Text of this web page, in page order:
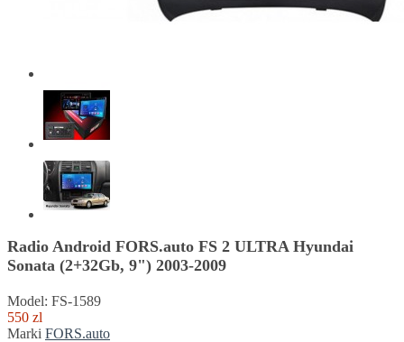
Radio Android FORS.auto FS 2 ULTRA Hyundai
Sonata (2+32Gb, 9") 2003-2009
Model: FS-1589
550 zl
Marki FORS.auto